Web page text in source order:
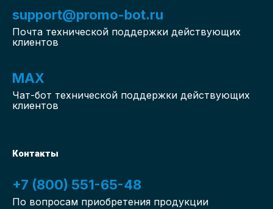
support@promo-bot.ru
Почта технической поддержки действующих
клиентов
MAX
Чат-бот технической поддержки действующих
клиентов
Контакты
+7 (800) 551-65-48
По вопросам приобретения продукции